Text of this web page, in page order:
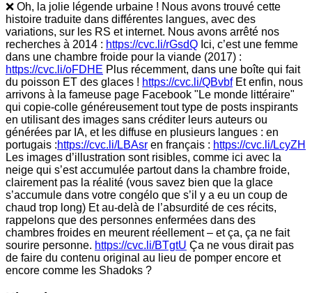
❌ Oh, la jolie légende urbaine ! Nous avons trouvé cette
histoire traduite dans différentes langues, avec des
variations, sur les RS et internet. Nous avons arrêté nos
recherches à 2014 : https://cvc.li/rGsdQ Ici, c’est une femme
dans une chambre froide pour la viande (2017) :
https://cvc.li/oFDHE Plus récemment, dans une boîte qui fait
du poisson ET des glaces ! https://cvc.li/QBvbfEt enfin, nous
arrivons à la fameuse page Facebook "Le monde littéraire"
qui copie-colle généreusement tout type de posts inspirants
en utilisant des images sans créditer leurs auteurs ou
générées par IA, et les diffuse en plusieurs langues : en
portugais :https://cvc.li/LBAsr en français : https://cvc.li/LcyZH
Les images d’illustration sont risibles, comme ici avec la
neige qui s’est accumulée partout dans la chambre froide,
clairement pas la réalité (vous savez bien que la glace
s’accumule dans votre congélo que s’il y a eu un coup de
chaud trop long) Et au-delà de l’absurdité de ces récits,
rappelons que des personnes enfermées dans des
chambres froides en meurent réellement – et ça, ça ne fait
sourire personne. https://cvc.li/BTgtU Ça ne vous dirait pas
de faire du contenu original au lieu de pomper encore et
encore comme les Shadoks ?